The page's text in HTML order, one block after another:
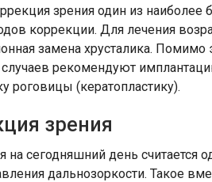
зрения один из наиболее
коррекции. Для лечения
замена хрусталика. Помимо
рекомендуют
роговицы (кератопластику).
зрения
на сегодняшний день
дальнозоркости. Такое